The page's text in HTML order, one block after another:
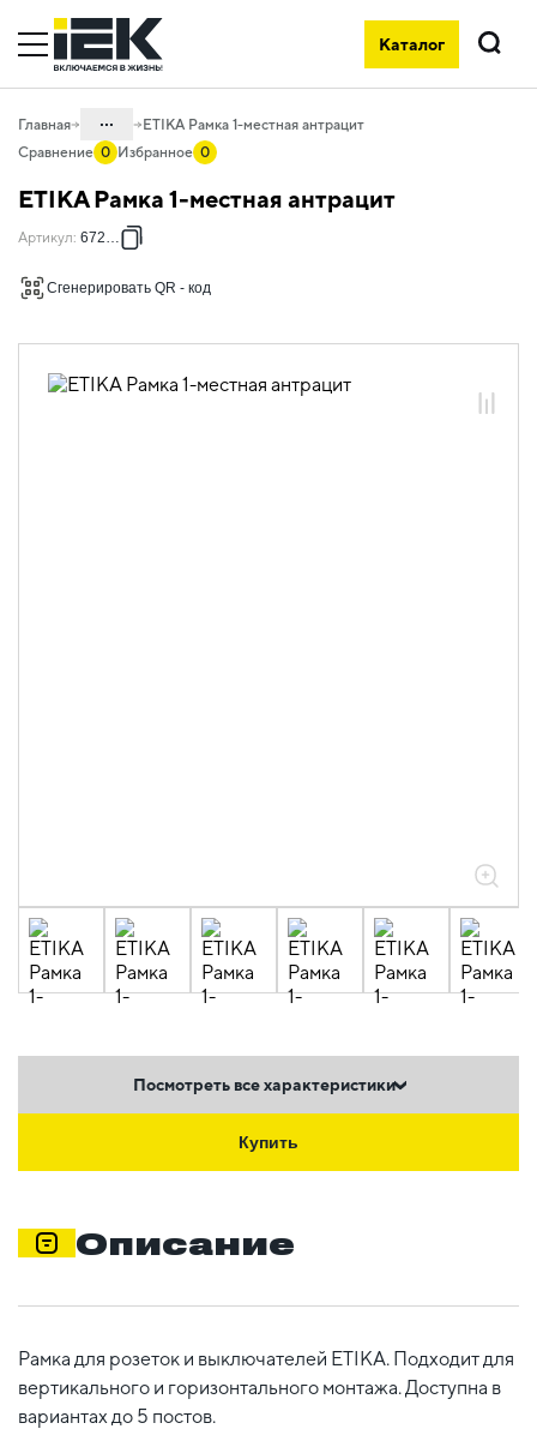
Каталог
Поиск
Главная ...
удлинители и силовые разъемы
06.01 Электроустановочные изделия
изделия скрытого монтажа ETIKA
06.01.13.12 Рамки пластиковые ETIKA
ETIKA Рамка 1-местная антрацит
Сравнение 0 Избранное 0
ETIKA Рамка 1-местная антрацит
Артикул: 672581
Сгенерировать QR - код
Посмотреть все характеристики
Купить
Описание
Рамка для розеток и выключателей ETIKA. Подходит для
вертикального и горизонтального монтажа. Доступна в
вариантах до 5 постов.